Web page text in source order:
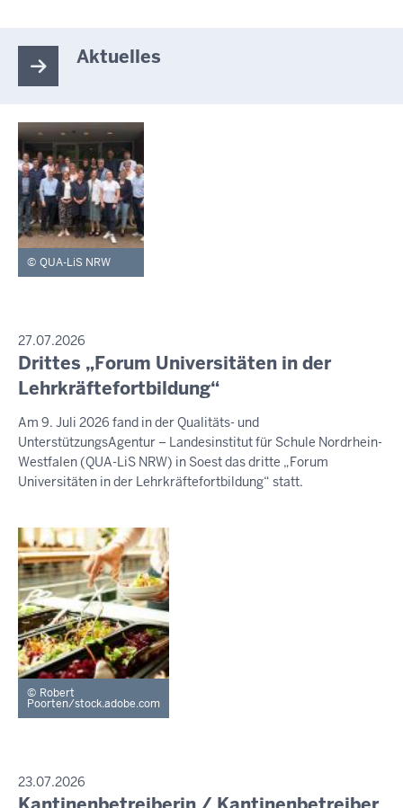
Aktuelles
QUA-LiS NRW
PRESSEMITTEILUNG
27.07.2026
Freitag,
7.
2026
-
03:59
Drittes „Forum Universitäten in der
Lehrkräftefortbildung“
Am 9. Juli 2026 fand in der Qualitäts- und
UnterstützungsAgentur – Landesinstitut für Schule Nordrhein-
Westfalen (QUA-LiS NRW) in Soest das dritte „Forum
Universitäten in der Lehrkräftefortbildung“ statt.
Robert
Poorten/stock.adobe.com
PRESSEMITTEILUNG
23.07.2026
Freitag,